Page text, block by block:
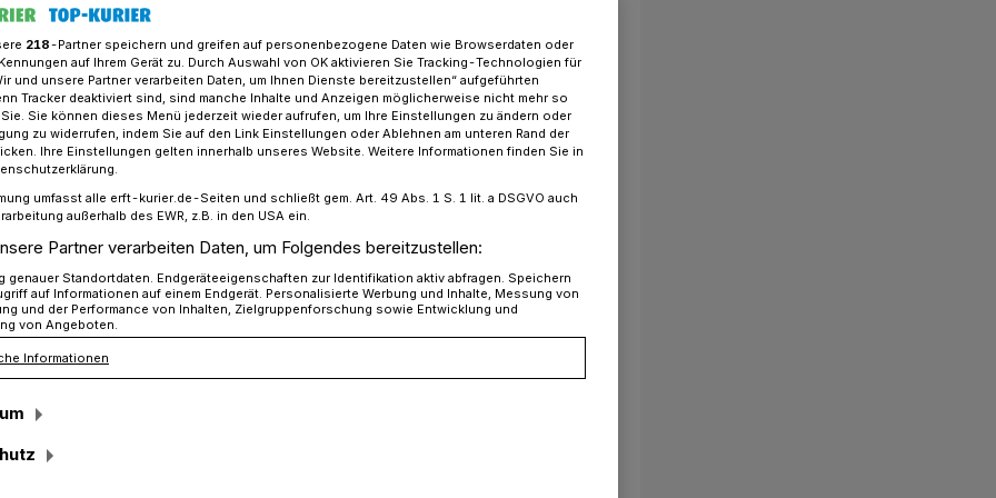
vertreten auf dem „NRW-Tag“ in Köln
„NRW-Tag“ in Köln
ist der Name eines
Nordrhein-Westfalen, dem der
angehören. Tim Gladis vom
Meuter als Mitglied der landesweiten
nahmen an einer
Thema „Gewalt gegen Einsatzkräfte
Diensts“ teil.
218-Partner speichern und greifen auf personenbezogene Daten wie Browserdaten oder
auf Ihrem Gerät zu. Durch Auswahl von OK aktivieren Sie Tracking-Technologien für
und unsere Partner verarbeiten Daten, um Ihnen Dienste bereitzustellen“ aufgeführten
Tracker deaktiviert sind, sind manche Inhalte und Anzeigen möglicherweise nicht mehr so
Sie können dieses Menü jederzeit wieder aufrufen, um Ihre Einstellungen zu ändern oder
zu widerrufen, indem Sie auf den Link Einstellungen oder Ablehnen am unteren Rand der
Ihre Einstellungen gelten innerhalb unseres Website. Weitere Informationen finden Sie in
umfasst alle erft-kurier.de-Seiten und schließt gem. Art. 49 Abs. 1 S. 1 lit. a DSGVO auch
außerhalb des EWR, z.B. in den USA ein.
Partner verarbeiten Daten, um Folgendes bereitzustellen:
genauer Standortdaten. Endgeräteeigenschaften zur Identifikation aktiv abfragen. Speichern
auf Informationen auf einem Endgerät. Personalisierte Werbung und Inhalte, Messung von
und der Performance von Inhalten, Zielgruppenforschung sowie Entwicklung und
von Angeboten.
Informationen